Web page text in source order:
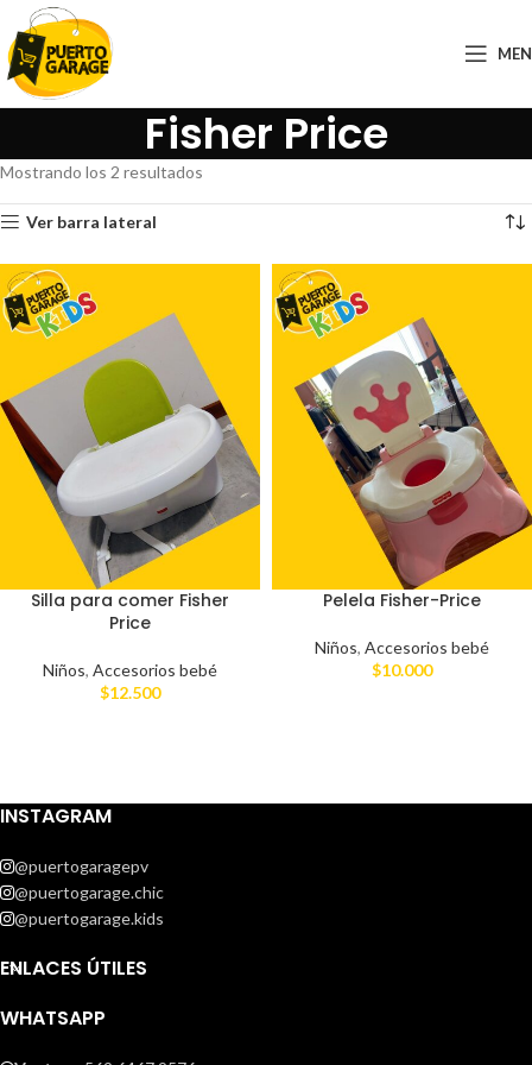
Fisher Price
Mostrando los 2 resultados
Ver barra lateral
Silla para comer Fisher
Price
Niños, Accesorios bebé
$12.500
Pelela Fisher-Price
Niños, Accesorios bebé
$10.000
INSTAGRAM
@puertogaragepv
@puertogarage.chic
@puertogarage.kids
ENLACES ÚTILES
WHATSAPP